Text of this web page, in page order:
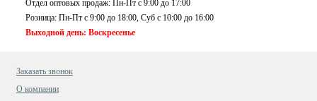
Отдел оптовых продаж: Пн-Пт с 9:00 до 17:00
Розница: Пн-Пт с 9:00 до 18:00, Суб c 10:00 до 16:00
Выходной день: Воскресенье
Заказать звонок
О компании